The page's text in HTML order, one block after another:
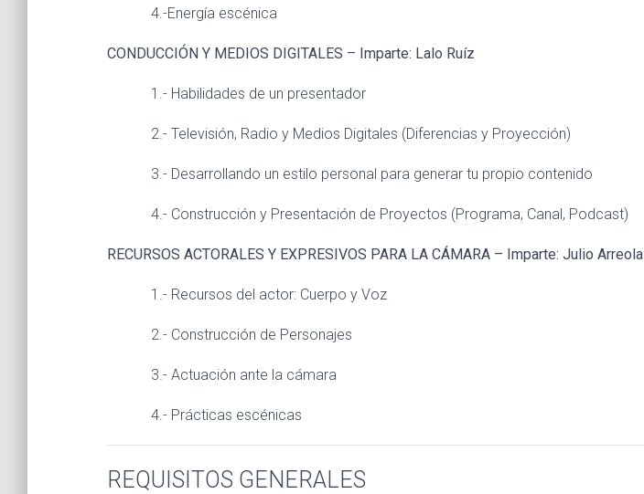
4.-Energía escénica
CONDUCCIÓN Y MEDIOS DIGITALES – Imparte: Lalo Ruíz
1.- Habilidades de un presentador
2.- Televisión, Radio y Medios Digitales (Diferencias y Proyección)
3.- Desarrollando un estilo personal para generar tu propio contenido
4.- Construcción y Presentación de Proyectos (Programa, Canal, Podcast)
RECURSOS ACTORALES Y EXPRESIVOS PARA LA CÁMARA – Imparte: Julio Arreola
1.- Recursos del actor: Cuerpo y Voz
2.- Construcción de Personajes
3.- Actuación ante la cámara
4.- Prácticas escénicas
REQUISITOS GENERALES